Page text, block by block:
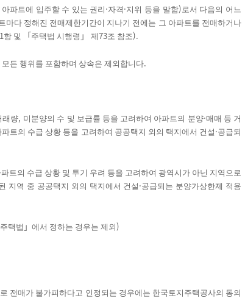
파트에 입주할 수 있는 권리 ·자격 ·지위 등을 말함)로서 다음의 어느
마다 정해진 전매제한기간이 지나기 전에는 그 아파트를 전매하거나
1항 및 「주택법 시행령 」 제73조 참조).
든 행위를 포함하며 상속은 제외합니다.
래량, 미분양의 수 및 보급률 등을 고려하여 아파트의 분양·매매 등 거
트의 수급 상황 등을 고려하여 공공택지 외의 택지에서 건설 ·공급되
트의 수급 상황 및 투기 우려 등을 고려하여 광역시가 아닌 지역으로
지역 중 공공택지 외의 택지에서 건설 ·공급되는 분양가상한제 적용
주택법 」 에서 정하는 경우는 제외)
전매가 불가피하다고 인정되는 경우에는 한국토지주택공사의 동의